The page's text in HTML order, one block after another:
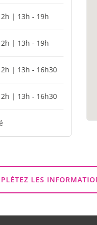
| 13h - 19h
| 13h - 19h
| 13h - 16h30
| 13h - 16h30
LES